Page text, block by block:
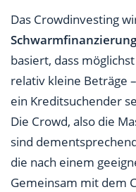
Das Crowdinvesting
basiert, dass
relativ kleine Beträge
ein Kreditsuchender
Die Crowd, also die
sind
die nach einem
Gemeinsam mit dem